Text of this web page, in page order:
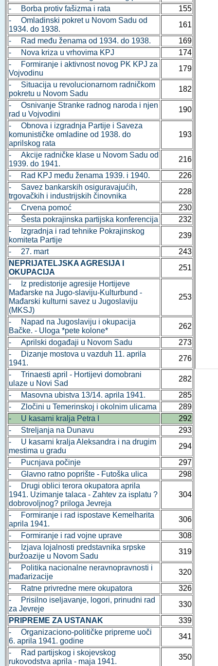
- Borba protiv fašizma i rata
155
- Omladinski pokret u Novom Sadu od
1934. do 1938.
161
- Rad među ženama od 1934. do 1938.
169
- Nova kriza u vrhovima KPJ
174
- Formiranje i aktivnost novog PK KPJ za
Vojvodinu
179
- Situacija u revolucionarnom radničkom
pokretu u Novom Sadu
182
- Osnivanje Stranke radnog naroda i njen
rad u Vojvodini
190
- Obnova i izgradnja Partije i Saveza
komunističke omladine od 1938. do
aprilskog rata
193
- Akcije radničke klase u Novom Sadu od
1939. do 1941.
216
- Rad KPJ među ženama 1939. i 1940.
226
- Savez bankarskih osiguravajućih,
trgovačkih i industrijskih činovnika
228
- Crvena pomoć
230
- Šesta pokrajinska partijska konferencija
232
- Izgradnja i rad tehnike Pokrajinskog
komiteta Partije
239
- 27. mart
243
NEPRIJATELJSKA AGRESIJA I
OKUPACIJA
251
- Iz predistorije agresije Hortijeve
Mađarske na Jugo-slaviju-Kulturbund -
Mađarski kulturni savez u Jugoslaviju
(MKSJ)
253
- Napad na Jugoslaviju i okupacija
Bačke. - Uloga *pete kolone*
262
- Aprilski događaji u Novom Sadu
273
- Dizanje mostova u vazduh 11. aprila
1941.
276
- Trinaesti april - Hortijevi domobrani
ulaze u Novi Sad
282
- Masovna ubistva 13/14. aprila 1941.
285
- Zločini u Temerinskoj i okolnim ulicama
289
- U kasarni kralja Petra I
292
- Streljanja na Dunavu
293
- U kasarni kralja Aleksandra i na drugim
mestima u gradu
294
- Pucnjava počinje
297
- Glavno ratno poprište - Futoška ulica
298
- Drugi oblici terora okupatora aprila
1941. Uzimanje talaca - Zahtev za isplatu ?
dobrovoljnog? priloga Jevreja
304
- Formiranje i rad ispostave Kemelharita
aprila 1941.
306
- Formiranje i rad vojne uprave
308
- Izjava lojalnosti predstavnika srpske
buržoazije u Novom Sadu
319
- Politika nacionalne neravnopravnosti i
mađarizacije
320
- Ratne privredne mere okupatora
326
- Prisilno iseljavanje, logori, prinudni rad
za Jevreje
330
PRIPREME ZA USTANAK
339
- Organizaciono-političke pripreme uoči
6. aprila 1941. godine
341
- Rad partijskog i skojevskog
rukovodstva aprila - maja 1941.
350